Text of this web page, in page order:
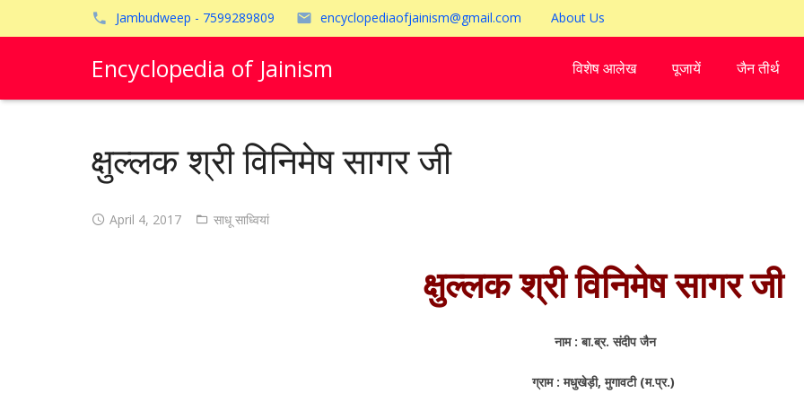
Jambudweep - 7599289809 encyclopediaofjainism@gmail.com About Us
Encyclopedia of Jainism विशेष आलेख पूजायें जैन तीर्थ
क्षुल्लक श्री विनिमेष सागर जी
April 4, 2017 साधू साध्वियां
क्षुल्लक श्री विनिमेष सागर जी
नाम : बा.ब्र. संदीप जैन
ग्राम : मधुखेड़ी, मुगावटी (म.प्र.)